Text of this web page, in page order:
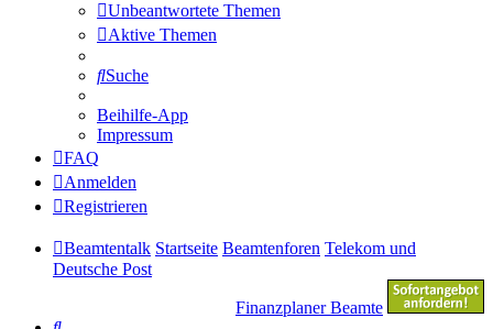
Unbeantwortete Themen
Aktive Themen
Suche
Beihilfe-App
Impressum
FAQ
Anmelden
Registrieren
Beamtentalk Startseite Beamtenforen Telekom und
Deutsche Post
Finanzplaner Beamte